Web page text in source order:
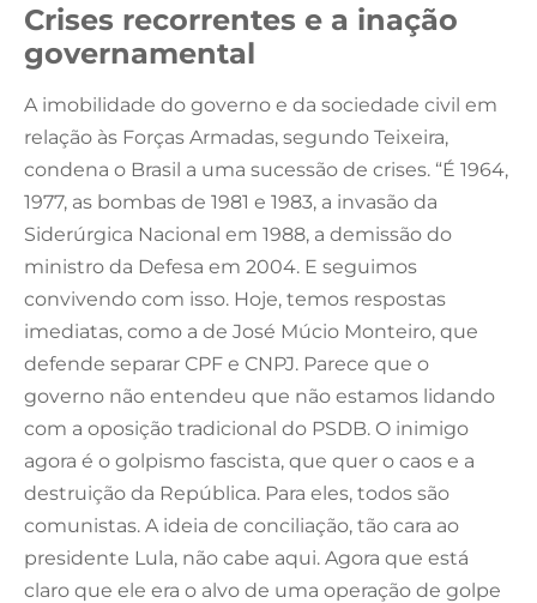
Crises recorrentes e a inação
governamental
A imobilidade do governo e da sociedade civil em
relação às Forças Armadas, segundo Teixeira,
condena o Brasil a uma sucessão de crises. “É 1964,
1977, as bombas de 1981 e 1983, a invasão da
Siderúrgica Nacional em 1988, a demissão do
ministro da Defesa em 2004. E seguimos
convivendo com isso. Hoje, temos respostas
imediatas, como a de José Múcio Monteiro, que
defende separar CPF e CNPJ. Parece que o
governo não entendeu que não estamos lidando
com a oposição tradicional do PSDB. O inimigo
agora é o golpismo fascista, que quer o caos e a
destruição da República. Para eles, todos são
comunistas. A ideia de conciliação, tão cara ao
presidente Lula, não cabe aqui. Agora que está
claro que ele era o alvo de uma operação de golpe